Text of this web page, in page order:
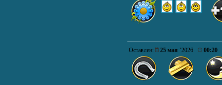
Оставлен: 25 мая ’2026 00:20